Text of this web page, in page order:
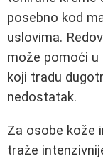
posebno kod
uslovima.
može pomoći u
koji tradu
nedostatak.
Za osobe kože
traže